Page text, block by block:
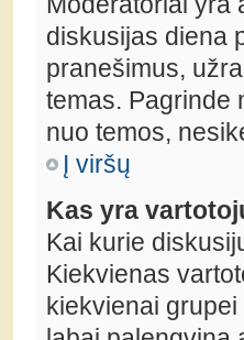
diskusijas diena
pranešimus,
temas. Pagrinde
nuo temos,
Į viršų
Kas yra
Kai kurie
Kiekvienas
kiekvienai